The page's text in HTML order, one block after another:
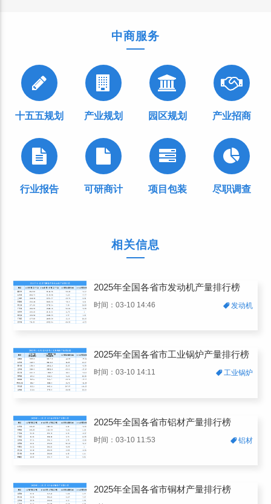
中商服务
十五五规划 产业规划 园区规划 产业招商
行业报告 可研商计 项目包装 尽职调查
相关信息
2025年全国各省市发动机产量排行榜
时间：03-10 14:46 发动机
2025年全国各省市工业锅炉产量排行榜
时间：03-10 14:11 工业锅炉
2025年全国各省市铝材产量排行榜
时间：03-10 11:53 铝材
2025年全国各省市铜材产量排行榜